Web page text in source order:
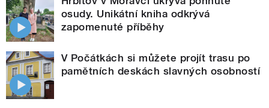
osudy. Unikátní kniha odkrývá
zapomenuté příběhy
V Počátkách si můžete projít trasu po
pamětních deskách slavných osobností